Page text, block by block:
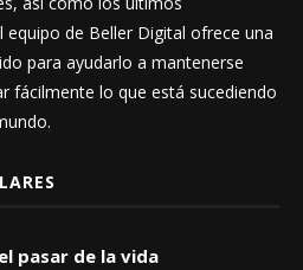
equipo de Beller Digital ofrece una
para ayudarlo a mantenerse
fácilmente lo que está sucediendo
pasar de la vida